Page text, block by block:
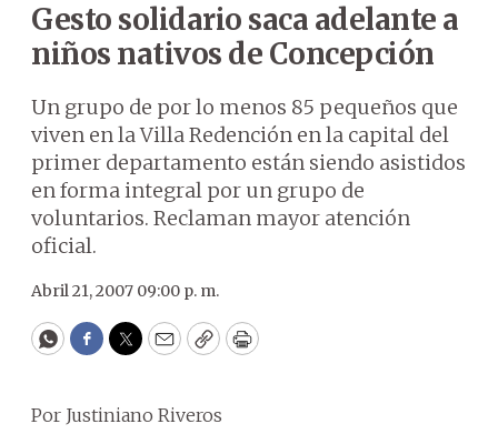
Gesto solidario saca adelante a
niños nativos de Concepción
Un grupo de por lo menos 85 pequeños que
viven en la Villa Redención en la capital del
primer departamento están siendo asistidos
en forma integral por un grupo de
voluntarios. Reclaman mayor atención
oficial.
Abril 21, 2007 09:00 p. m.
WhatsApp
Facebook
Twitter
EmailCopyPrint
Por Justiniano Riveros